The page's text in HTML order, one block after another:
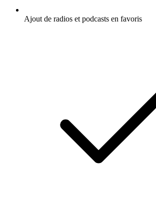
Ajout de radios et podcasts en favoris